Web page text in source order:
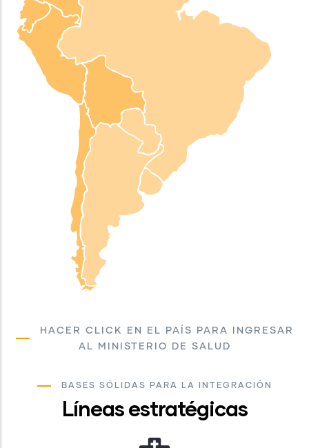
HACER CLICK EN EL PAÍS PARA INGRESAR
AL MINISTERIO DE SALUD
BASES SÓLIDAS PARA LA INTEGRACIÓN
Líneas estratégicas